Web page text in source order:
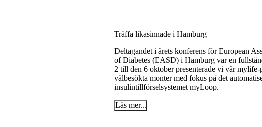
Träffa likasinnade i Hamburg
Deltagandet i årets konferens för European
of Diabetes (EASD) i Hamburg var en
2 till den 6 oktober presenterade vi vår
välbesökta monter med fokus på det
insulintillförselsystemet myLoop.
Läs mer...